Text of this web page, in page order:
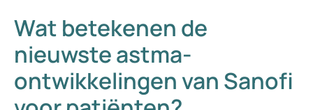
Wat betekenen de
nieuwste astma-
ontwikkelingen van Sanofi